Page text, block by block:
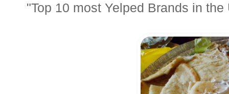
"Top 10 most Yelped Brands in the